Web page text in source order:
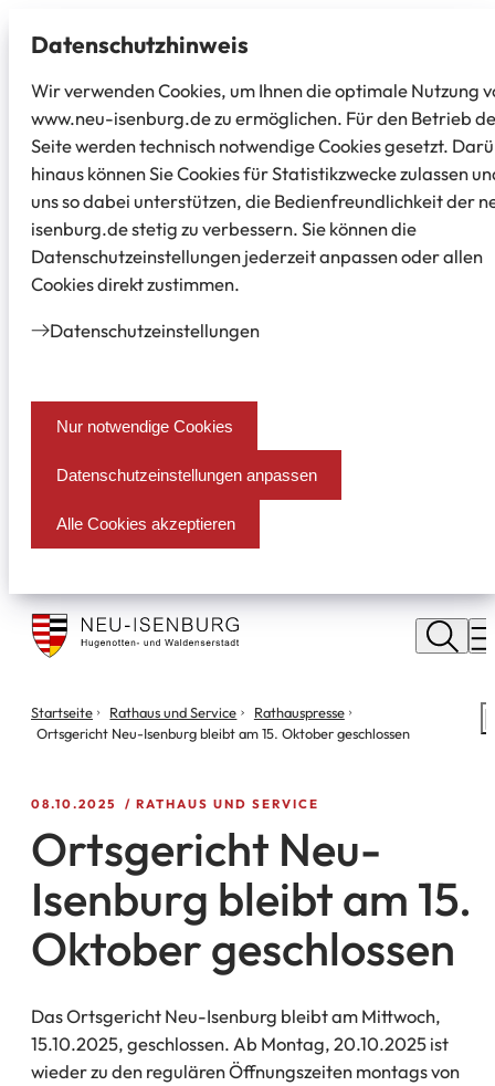
Datenschutz­hinweis
Wir verwenden Cookies, um Ihnen die optimale Nutzung
www.neu-isenburg.de zu ermöglichen. Für den Betrieb
Seite werden technisch notwendige Cookies gesetzt.
hinaus können Sie Cookies für Statistikzwecke zulassen
uns so dabei unterstützen, die Bedienfreundlichkeit der
isenburg.de stetig zu verbessern. Sie können die
Datenschutzeinstellungen jederzeit anpassen oder allen
Cookies direkt zustimmen.
Datenschutz­einstellungen
Nur notwendige Cookies
Datenschutzeinstellungen anpassen
Alle Cookies akzeptieren
Stadt
Neu
Isenburg
Sie
befinden
Startseite Rathaus und Service
Rathauspresse
Ortsgericht Neu-Isenburg bleibt am 15. Oktober geschlossen
08.10.2025 RATHAUS UND SERVICE
Ortsgericht Neu-
Isenburg bleibt am 15.
Oktober geschlossen
Das Ortsgericht Neu-Isenburg bleibt am Mittwoch,
15.10.2025, geschlossen. Ab Montag, 20.10.2025 ist
wieder zu den regulären Öffnungszeiten montags von